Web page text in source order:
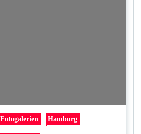
Fotogalerien Hamburg